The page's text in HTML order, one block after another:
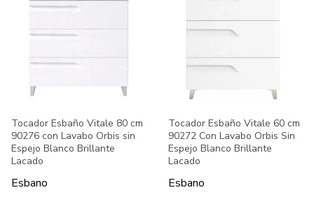
Tocador Esbaño Vitale 80 cm
90276 con Lavabo Orbis sin
Espejo Blanco Brillante
Lacado
Esbano
Tocador Esbaño Vitale 60 cm
90272 Con Lavabo Orbis Sin
Espejo Blanco Brillante
Lacado
Esbano